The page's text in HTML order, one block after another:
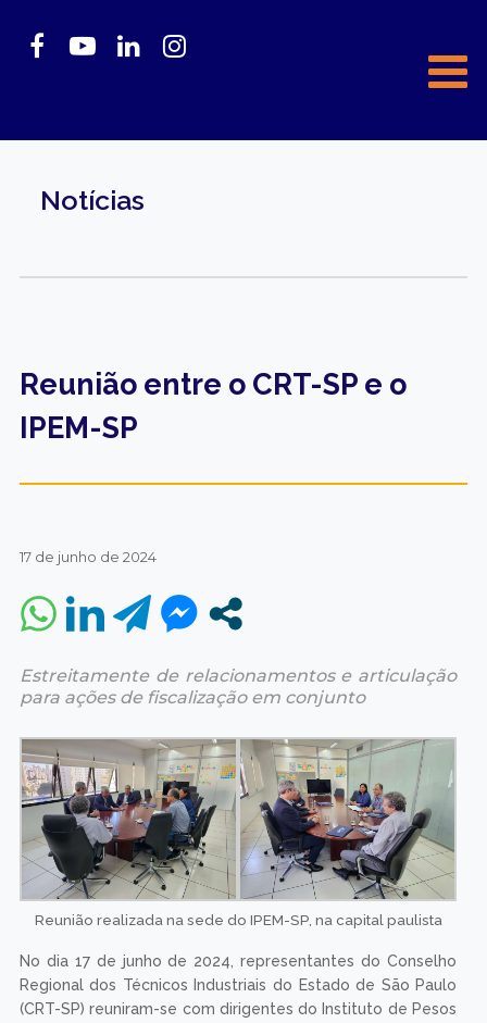
Notícias
Reunião entre o CRT-SP e o
IPEM-SP
17 de junho de 2024
Estreitamente de relacionamentos e articulação
para ações de fiscalização em conjunto
Reunião realizada na sede do IPEM-SP, na capital paulista
No dia 17 de junho de 2024, representantes do Conselho
Regional dos Técnicos Industriais do Estado de São Paulo
(CRT-SP) reuniram-se com dirigentes do Instituto de Pesos